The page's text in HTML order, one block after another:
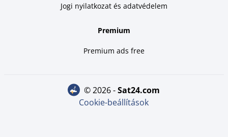
Jogi nyilatkozat és adatvédelem
Premium
Premium ads free
© 2026 - sat24.com
Cookie-beállítások